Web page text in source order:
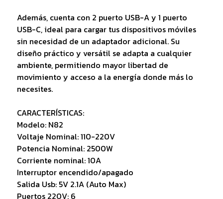
Además, cuenta con 2 puerto USB-A y 1 puerto
USB-C, ideal para cargar tus dispositivos móviles
sin necesidad de un adaptador adicional. Su
diseño práctico y versátil se adapta a cualquier
ambiente, permitiendo mayor libertad de
movimiento y acceso a la energía donde más lo
necesites.
CARACTERÍSTICAS:
Modelo: N82
Voltaje Nominal: 110-220V
Potencia Nominal: 2500W
Corriente nominal: 10A
Interruptor encendido/apagado
Salida Usb: 5V 2.1A (Auto Max)
Puertos 220V: 6